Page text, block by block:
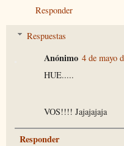
Responder
Respuestas
Anónimo 4 de mayo
HUE.....
VOS!!!! Jajajajaja
Responder